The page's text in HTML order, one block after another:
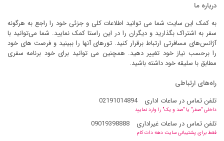
درباره ما
به کمک این سایت شما می توانید اطلاعات کلی و جزئی خود را راجع به هرگونه
سفر به اشتراک بگذارید و دیگران را در این راستا کمک نمایید. شما می‌توانید با
آژانس‌های مسافرتی ارتباط برقرار کنید. تورهای آنها را ببینید و فرصت های خود
را برحسب نیاز خود تغییر دهید. همچنین می توانید برای خود برنامه سفری
مطابق با سلیقه خود داشته باشید.
راه‌های ارتباطی
تلفن تماس در ساعات اداری
02191014894
داخلی "صفر" یا "صد و یک" را وارد نمایید
تلفن تماس در ساعات غیراداری 09019398888
فقط برای پشتیبانی سایت دهه دات کام